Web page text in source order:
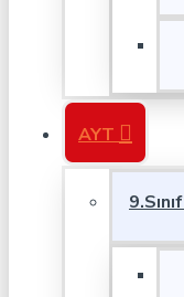
AYT
9.Sınıf